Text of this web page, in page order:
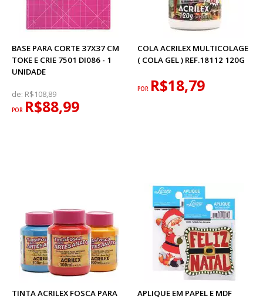
BASE PARA CORTE 37X37 CM
TOKE E CRIE 7501 DI086 - 1
UNIDADE
de: R$108,89
POR R$88,99
COLA ACRILEX MULTICOLAGE
( COLA GEL ) REF.18112 120G
POR R$18,79
TINTA ACRILEX FOSCA PARA
APLIQUE EM PAPEL E MDF